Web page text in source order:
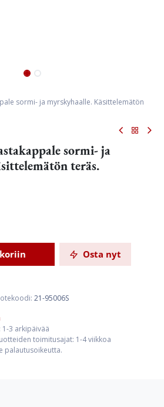
sormi- ja myrskyhaalle. Käsittelemätön
sormi- ja
teräs.
Osta nyt
21-95006S
3 arkipäivää
toimitusajat: 1-4 viikkoa
palautusoikeutta.